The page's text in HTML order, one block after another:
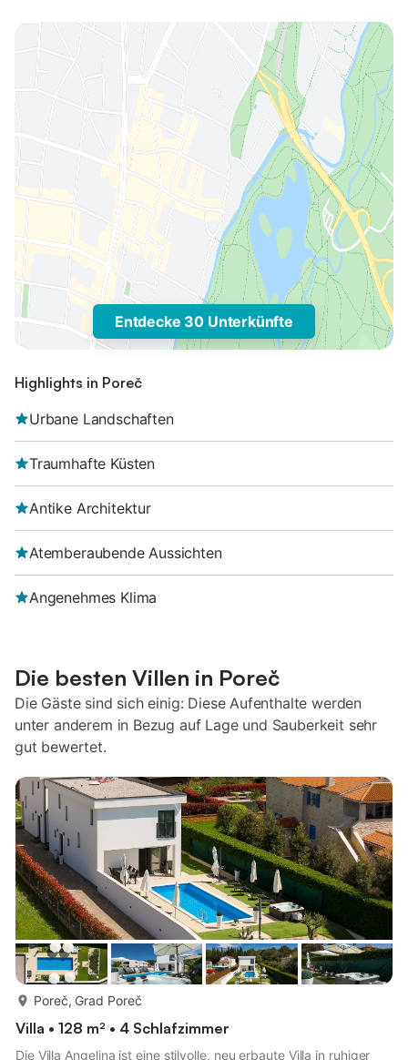
Entdecke 30 Unterkünfte
Highlights in Poreč
Urbane Landschaften
Traumhafte Küsten
Antike Architektur
Atemberaubende Aussichten
Angenehmes Klima
Die besten Villen in Poreč
Die Gäste sind sich einig: Diese Aufenthalte werden
unter anderem in Bezug auf Lage und Sauberkeit sehr
gut bewertet.
Poreč, Grad Poreč
Villa • 128 m² • 4 Schlafzimmer
Die Villa Angelina ist eine stilvolle, neu erbaute Villa in ruhiger